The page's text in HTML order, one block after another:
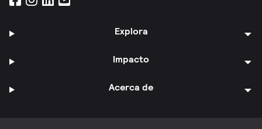
Explora
Impacto
Acerca de